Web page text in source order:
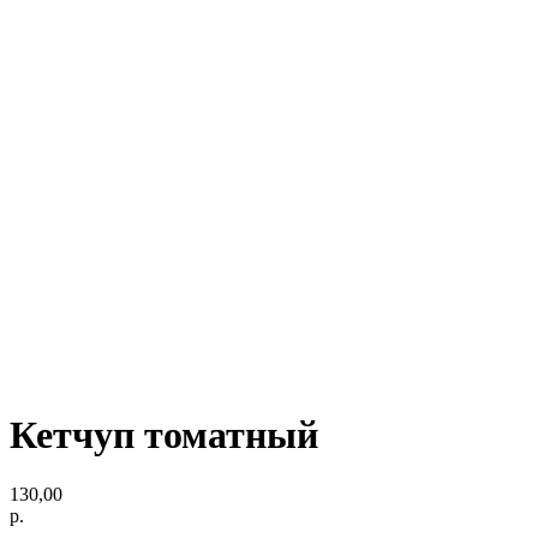
Кетчуп томатный
130,00
р.